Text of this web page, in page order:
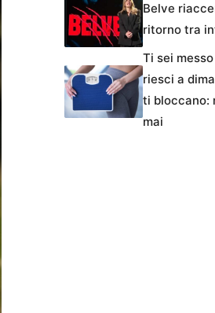
Belve
ritorno tra
Ti sei
riesci a
ti bloccano:
mai